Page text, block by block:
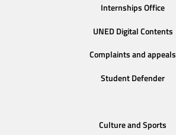
Internships Office
UNED Digital Contents
Complaints and appeals
Student Defender
Culture and Sports